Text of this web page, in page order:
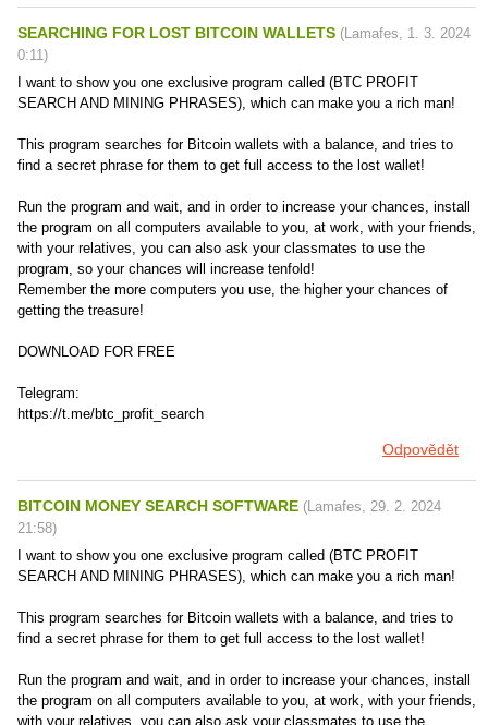
SEARCHING FOR LOST BITCOIN WALLETS (Lamafes
1. 3. 2024
0:11)
I want to show you one exclusive program called (BTC PROFIT
SEARCH AND MINING PHRASES), which can make you a rich man!
This program searches for Bitcoin wallets with a balance, and tries to
find a secret phrase for them to get full access to the lost wallet!
Run the program and wait, and in order to increase your chances, install
the program on all computers available to you, at work, with your friends,
with your relatives, you can also ask your classmates to use the
program, so your chances will increase tenfold!
Remember the more computers you use, the higher your chances of
getting the treasure!
DOWNLOAD FOR FREE
Telegram:
https://t.me/btc_profit_search
Odpovědět
BITCOIN MONEY SEARCH SOFTWARE (Lamafes
29. 2. 2024
21:58)
I want to show you one exclusive program called (BTC PROFIT
SEARCH AND MINING PHRASES), which can make you a rich man!
This program searches for Bitcoin wallets with a balance, and tries to
find a secret phrase for them to get full access to the lost wallet!
Run the program and wait, and in order to increase your chances, install
the program on all computers available to you, at work, with your friends,
with your relatives, you can also ask your classmates to use the